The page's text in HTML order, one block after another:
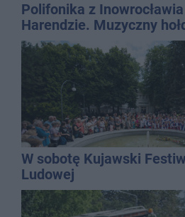
Polifonika z Inowrocławia
Harendzie. Muzyczny
Kasprowicza
W sobotę Kujawski
Ludowej